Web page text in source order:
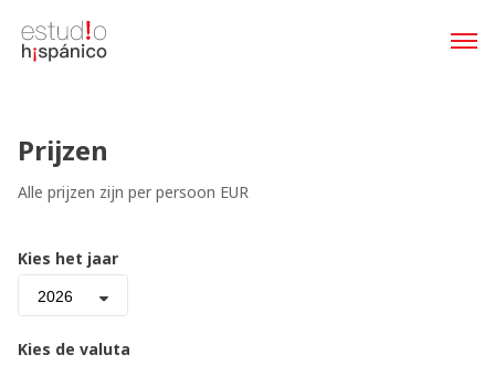
Prijzen
Alle prijzen zijn per persoon EUR
Kies het jaar
2026
Kies de valuta